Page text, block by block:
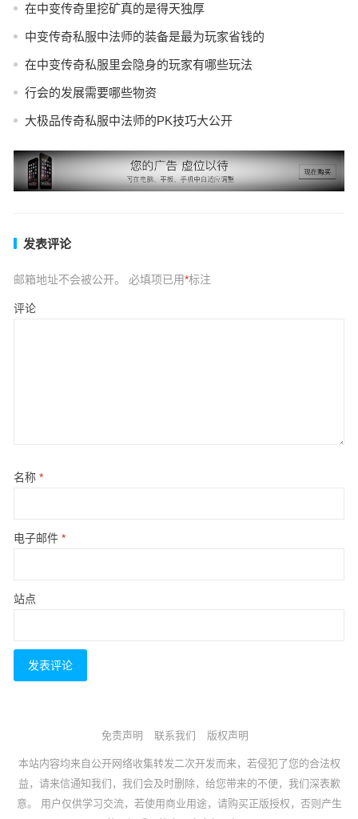
在中变传奇里挖矿真的是得天独厚
中变传奇私服中法师的装备是最为玩家省钱的
在中变传奇私服里会隐身的玩家有哪些玩法
行会的发展需要哪些物资
大极品传奇私服中法师的PK技巧大公开
发表评论
邮箱地址不会被公开。 必填项已用*标注
评论
名称 *
电子邮件 *
站点
免责声明 联系我们 版权声明
本站内容均来自公开网络收集转发二次开发而来，若侵犯了您的合法权
益，请来信通知我们，我们会及时删除，给您带来的不便，我们深表歉
意。 用户仅供学习交流，若使用商业用途，请购买正版授权，否则产生